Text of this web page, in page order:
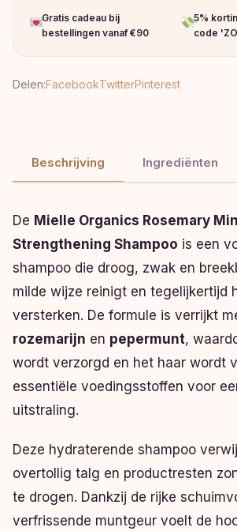
Gratis cadeau bij
bestellingen vanaf €90
5%
code
Delen:FacebookTwitterPinterest
Beschrijving Ingrediënten
De Mielle Organics Rosemary
Strengthening Shampoo is een
shampoo die droog, zwak en
milde wijze reinigt en tegelijkertijd
versterken. De formule is verrijkt
rozemarijn en pepermunt,
wordt verzorgd en het haar wordt
essentiële voedingsstoffen voor
uitstraling.
Deze hydraterende shampoo
overtollig talg en productresten
te drogen. Dankzij de rijke
verfrissende muntgeur voelt de